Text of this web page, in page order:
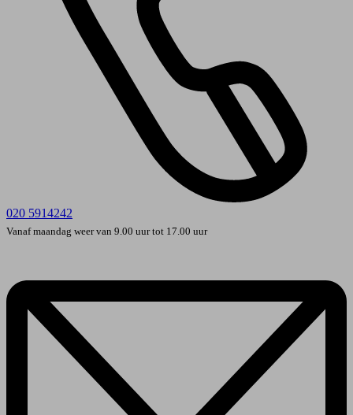
020 5914242
Vanaf maandag weer van 9.00 uur tot 17.00 uur